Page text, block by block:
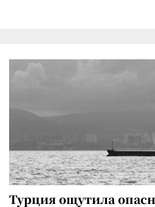
Турция ощутила